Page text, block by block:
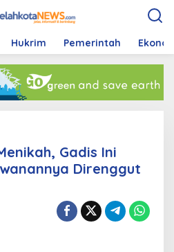
Hukrim Pemerintah
Gadis Ini
Direnggut